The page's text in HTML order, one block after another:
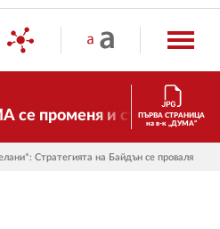
и става
ПЪРВА СТРАНИЦА
на в-к „ДУМА“
Стратегията на Байдън се проваля
СВЯТ